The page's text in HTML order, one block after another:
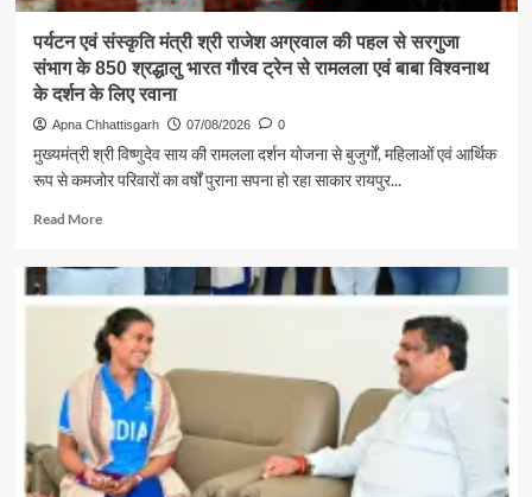
पर्यटन एवं संस्कृति मंत्री श्री राजेश अग्रवाल की पहल से सरगुजा
संभाग के 850 श्रद्धालु भारत गौरव ट्रेन से रामलला एवं बाबा विश्वनाथ
के दर्शन के लिए रवाना
Apna Chhattisgarh 07/08/2026 0
मुख्यमंत्री श्री विष्णुदेव साय की रामलला दर्शन योजना से बुजुर्गों, महिलाओं एवं आर्थिक
रूप से कमजोर परिवारों का वर्षों पुराना सपना हो रहा साकार रायपुर...
Read MoreRead
पर्यटन
एवं
संस्कृति
मंत्री
श्री
राजेश
अग्रवाल
की
पहल
से